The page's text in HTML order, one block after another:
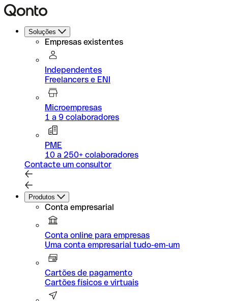
Soluções
Empresas existentes
Independentes
Freelancers e ENI
Microempresas
1 a 9 colaboradores
PME
10 a 250+ colaboradores
Contacte um consultor
Produtos
Conta empresarial
Conta online para empresas
Uma conta empresarial tudo-em-um
Cartões de pagamento
Cartões físicos e virtuais